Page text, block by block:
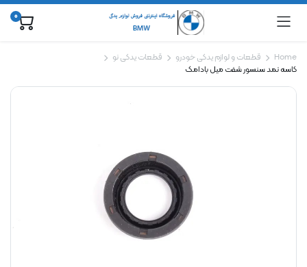
0
Home قطعات و لوازم یدکی خودرو
قطعات یدکی نو
کاسه نمد سنسور شفت میل بادامک